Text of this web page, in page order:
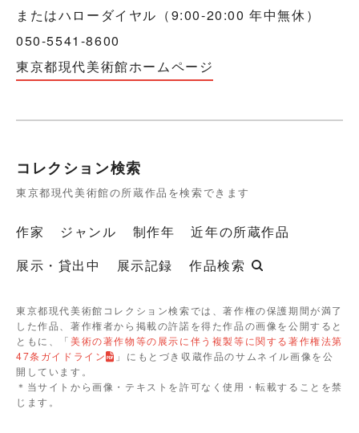
またはハローダイヤル（9:00-20:00 年中無休）
050-5541-8600
東京都現代美術館ホームページ
コレクション検索
東京都現代美術館の所蔵作品を検索できます
作家 ジャンル 制作年
近年の所蔵作品
展示・貸出中
展示記録 作品検索
東京都現代美術館コレクション検索では、著作権の保護期間が満了
した作品、著作権者から掲載の許諾を得た作品の画像を公開すると
ともに、「美術の著作物等の展示に伴う複製等に関する著作権法第
47条ガイドライン
」にもとづき収蔵作品のサムネイル画像を公
開しています。
＊当サイトから画像・テキストを許可なく使用・転載することを禁
じます。